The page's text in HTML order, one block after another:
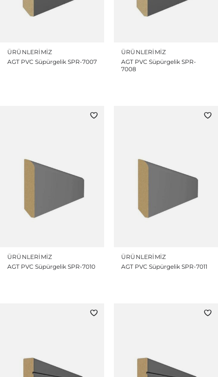
ÜRÜNLERIMIZ
AGT PVC Süpürgelik SPR-7007
ÜRÜNLERIMIZ
AGT PVC Süpürgelik SPR-
7008
ÜRÜNLERIMIZ
AGT PVC Süpürgelik SPR-7010
ÜRÜNLERIMIZ
AGT PVC Süpürgelik SPR-7011